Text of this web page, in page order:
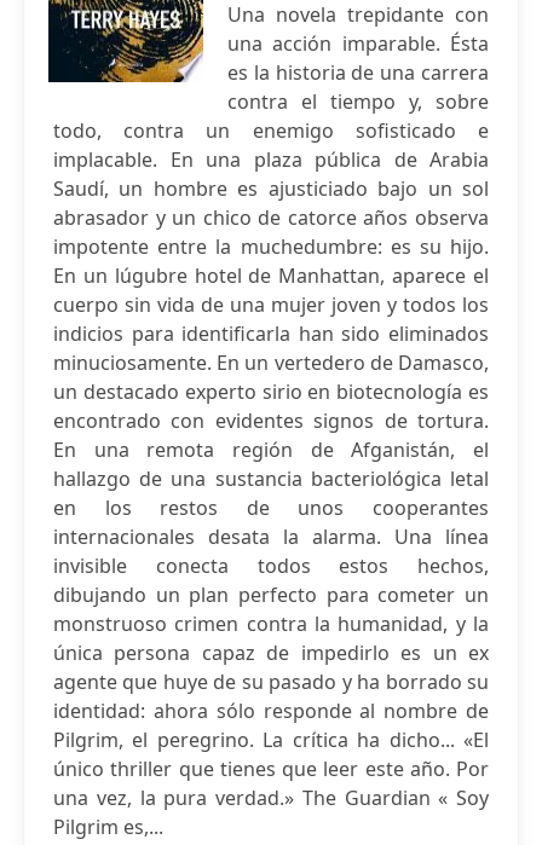
Una novela trepidante con
una acción imparable. Ésta
es la historia de una carrera
contra el tiempo y, sobre
todo, contra un enemigo sofisticado e
implacable. En una plaza pública de Arabia
Saudí, un hombre es ajusticiado bajo un sol
abrasador y un chico de catorce años observa
impotente entre la muchedumbre: es su hijo.
En un lúgubre hotel de Manhattan, aparece el
cuerpo sin vida de una mujer joven y todos los
indicios para identificarla han sido eliminados
minuciosamente. En un vertedero de Damasco,
un destacado experto sirio en biotecnología es
encontrado con evidentes signos de tortura.
En una remota región de Afganistán, el
hallazgo de una sustancia bacteriológica letal
en los restos de unos cooperantes
internacionales desata la alarma. Una línea
invisible conecta todos estos hechos,
dibujando un plan perfecto para cometer un
monstruoso crimen contra la humanidad, y la
única persona capaz de impedirlo es un ex
agente que huye de su pasado y ha borrado su
identidad: ahora sólo responde al nombre de
Pilgrim, el peregrino. La crítica ha dicho... «El
único thriller que tienes que leer este año. Por
una vez, la pura verdad.» The Guardian « Soy
Pilgrim es,...